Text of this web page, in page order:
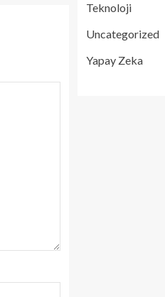
Teknoloji
Uncategorized
Yapay Zeka